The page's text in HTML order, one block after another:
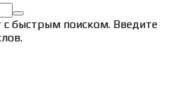
с быстрым поиском. Введите